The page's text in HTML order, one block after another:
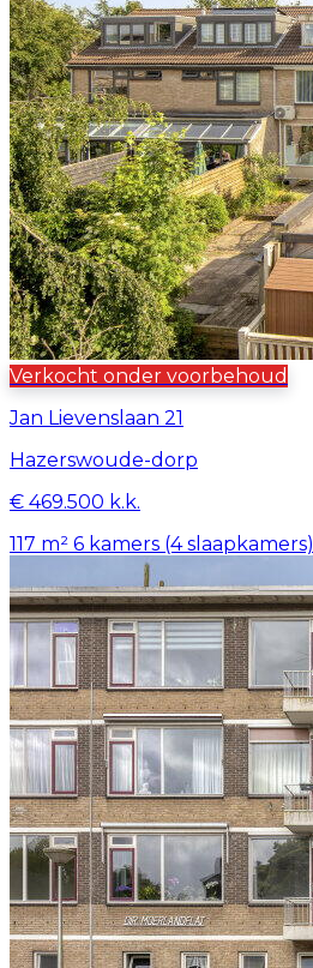
Verkocht onder voorbehoud
Jan Lievenslaan 21
Hazerswoude-dorp
€ 469.500 k.k.
117 m² 6 kamers (4 slaapkamers)